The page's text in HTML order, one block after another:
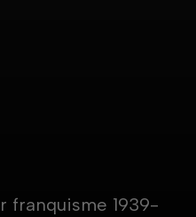
franquisme 1939-